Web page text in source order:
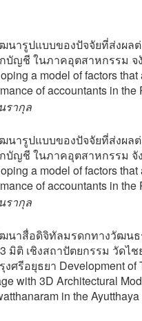
นารูปแบบของปัจจัยที่ส่งผล
บัญชี ในภาคอุตสาหกรรม จ
a model of factors that
of accountants in
รากุล
นารูปแบบของปัจจัยที่ส่งผล
บัญชี ในภาคอุตสาหกรรม จั
a model of factors that
of accountants in
รากุล
นาสื่อดิจิทัลมรดกทางวัฒนธ
มิติ เชิงสถาปัตยกรรม วัดไ
งศรีอยุธยา Development of
with 3D Architectural
in the